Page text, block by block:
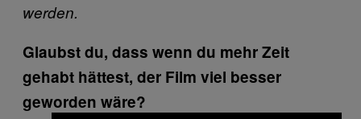
werden.
Glaubst du, dass wenn du mehr Zeit
gehabt hättest, der Film viel besser
geworden wäre?